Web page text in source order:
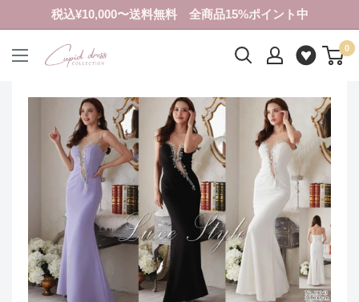
ン
税込¥10,000〜送料無料 全商品15%ポイント中
ク
ド
レ
シ
ョ
ン
0